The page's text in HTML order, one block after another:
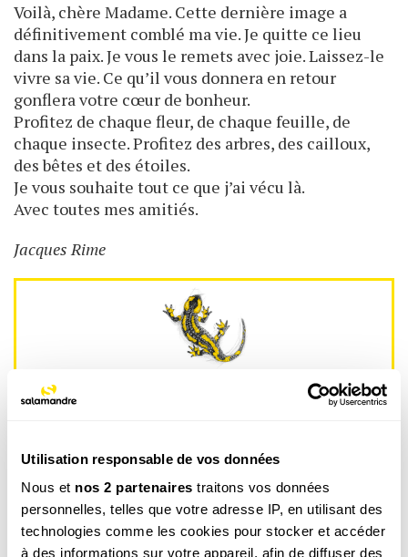
Utilisation responsable de vos données
Nous et nos 2 partenaires traitons vos données
personnelles, telles que votre adresse IP, en utilisant des
technologies comme les cookies pour stocker et accéder
à des informations sur votre appareil, afin de diffuser des
Voilà, chère Madame. Cette dernière image a
définitivement comblé ma vie. Je quitte ce lieu
dans la paix. Je vous le remets avec joie. Laissez-le
vivre sa vie. Ce qu’il vous donnera en retour
gonflera votre cœur de bonheur.
Profitez de chaque fleur, de chaque feuille, de
chaque insecte. Profitez des arbres, des cailloux,
des bêtes et des étoiles.
Je vous souhaite tout ce que j’ai vécu là.
Avec toutes mes amitiés.
Jacques Rime
La newsletter nature qui fait du bien !
Voir un exemple